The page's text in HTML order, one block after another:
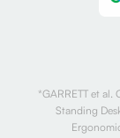
*GARRETT et
Standing